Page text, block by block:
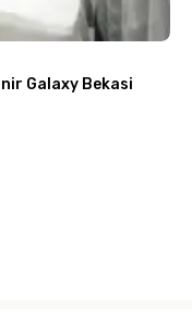
Galaxy Bekasi